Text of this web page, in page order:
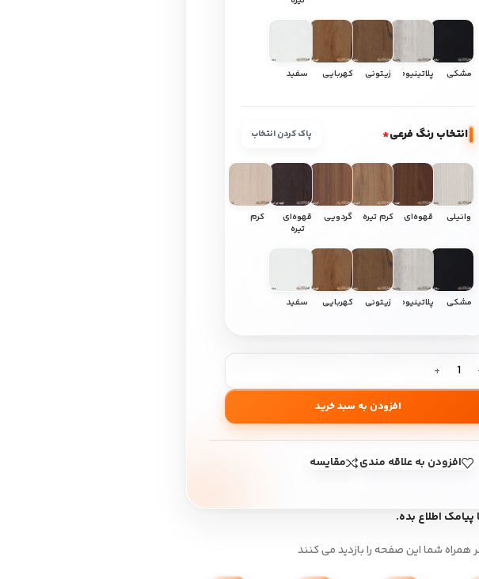
مشکی پلاتینیوم زیتونی کهربایی سفید
انتخاب رنگ فرعی* پاک کردن انتخاب
وانیلی قهوه‌ای کرم تیره گردویی
قهوه‌ای
تیره
کرم
مشکی پلاتینیوم زیتونی کهربایی سفید
افزودن به سبد خرید
افزودن به علاقه مندی مقایسه
پیامک اطلاع بده.
همراه شما این صفحه را بازدید می کنند